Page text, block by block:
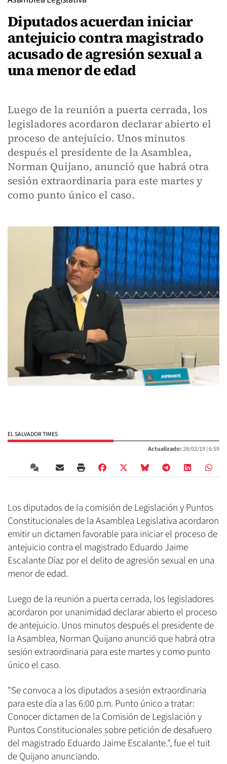
Diputados acuerdan iniciar
antejuicio contra magistrado
acusado de agresión sexual a
una menor de edad
Luego de la reunión a puerta cerrada, los
legisladores acordaron declarar abierto el
proceso de antejuicio. Unos minutos
después el presidente de la Asamblea,
Norman Quijano, anunció que habrá otra
sesión extraordinaria para este martes y
como punto único el caso.
EL SALVADOR TIMES
Actualizado:28/02/19 |6:59
Los diputados de la comisión de Legislación y Puntos
Constitucionales de la Asamblea Legislativa acordaron
emitir un dictamen favorable para iniciar el proceso de
antejuicio contra el magistrado Eduardo Jaime
Escalante Díaz por el delito de agresión sexual en una
menor de edad.
Luego de la reunión a puerta cerrada, los legisladores
acordaron por unanimidad declarar abierto el proceso
de antejuicio. Unos minutos después el presidente de
la Asamblea, Norman Quijano anunció que habrá otra
sesión extraordinaria para este martes y como punto
único el caso.
"Se convoca a los diputados a sesión extraordinaria
para este día a las 6:00 p.m. Punto único a tratar:
Conocer dictamen de la Comisión de Legislación y
Puntos Constitucionales sobre petición de desafuero
del magistrado Eduardo Jaime Escalante.", fue el tuit
de Quijano anunciando.